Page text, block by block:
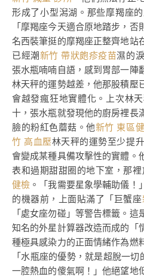
形成了小型潟湖。那些摩羯座
「摩羯座今天適合原地踏步，
名西裝筆挺的摩羯座正整齊地站
已經潮新竹 帶狀皰疹疫苗濕的
張水瓶喃喃自語，感到胃部一陣
林天秤的運勢越差，他那股積壓
會越發瘋狂地實體化。上次林
十，張水瓶就發現他的廚房裡長
臉的粉紅色蘑菇。他新竹 東區
竹 高血壓林天秤的運勢至少提
會變成某種具備攻擊性的實體。
表和過期甜甜圈的地下室，那
健檢 。「我需要星象學輔助儀
的機器前，上面貼滿了「巨蟹座
「處女座勿碰」等警告標籤。
知名的外星計算器改造而成的「
種極具感染力的正面情緒作為燃
「水瓶座的優勢，就是超脫一
一腔熱血的傻氣啊！」他絕望地